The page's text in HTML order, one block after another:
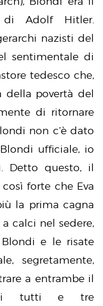
di Adolf Hitler.
nazisti del
sentimentale di
tedesco che,
della povertà del
di ritornare
non c’è dato
ufficiale, io
Detto questo, il
forte che Eva
la prima cagna
calci nel sedere,
e le risate
segretamente,
a entrambe il
tutti e tre